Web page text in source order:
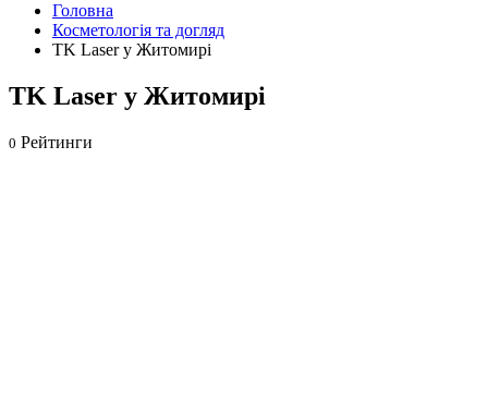
Головна
Косметологія та догляд
TK Laser у Житомирі
TK Laser у Житомирі
0 Рейтинги